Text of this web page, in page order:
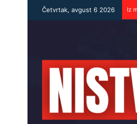
Četvrtak, avgust 6 2026 Iz